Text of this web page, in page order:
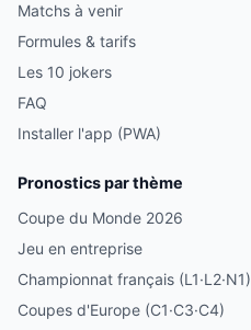
Matchs à venir
Formules & tarifs
Les 10 jokers
FAQ
Installer l'app (PWA)
Pronostics par thème
Coupe du Monde 2026
Jeu en entreprise
Championnat français (L1·L2·N1)
Coupes d'Europe (C1·C3·C4)